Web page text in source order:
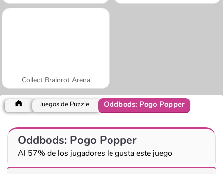
Collect Brainrot Arena
Juegos de Puzzle Oddbods: Pogo Popper
Oddbods: Pogo Popper
Al 57% de los jugadores le gusta este juego